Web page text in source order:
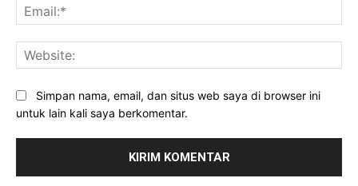
Simpan nama, email, dan situs web saya di browser ini
untuk lain kali saya berkomentar.